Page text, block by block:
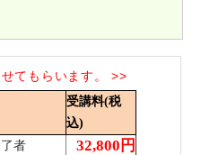
てもらいます。 >>
受講料(税
込)
者
32,800円